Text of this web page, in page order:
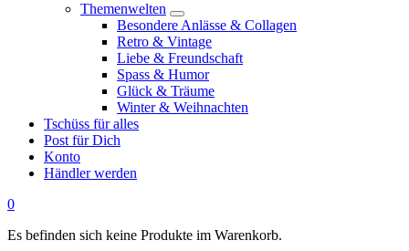
Themenwelten
Besondere Anlässe & Collagen
Retro & Vintage
Liebe & Freundschaft
Spass & Humor
Glück & Träume
Winter & Weihnachten
Tschüss für alles
Post für Dich
Konto
Händler werden
0
Es befinden sich keine Produkte im Warenkorb.